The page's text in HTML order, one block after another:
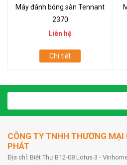
Máy đánh bóng sàn Tennant
2370
Liên hệ
Chi tiết
CÔNG TY TNHH THƯƠNG
PHÁT
Địa chỉ: Biệt Thự B12-08 Lotus 3 -